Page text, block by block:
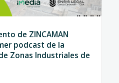
de ZINCAMAN
podcast de la
Zonas Industriales de